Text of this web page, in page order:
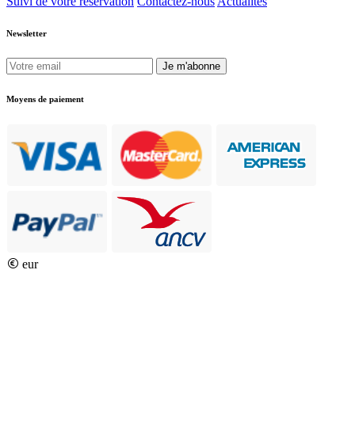
Newsletter
Je m'abonne
Moyens de paiement
eur